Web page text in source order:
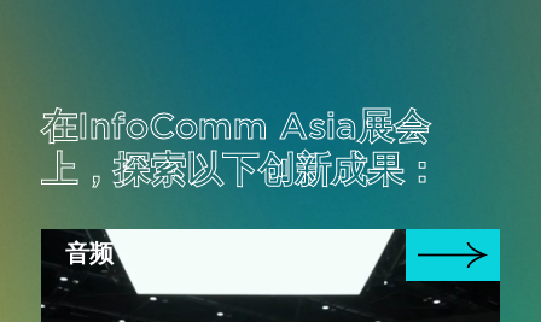
在InfoComm Asia展会
上，探索以下创新成果：
音频